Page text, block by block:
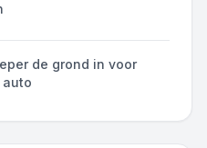
de grond in voor